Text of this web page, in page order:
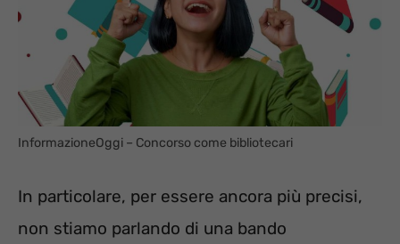
InformazioneOggi – Concorso come bibliotecari
In particolare, per essere ancora più precisi,
non stiamo parlando di una bando